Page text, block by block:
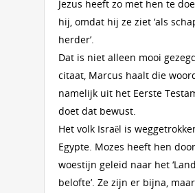
Jezus heeft zo met hen te
hij, omdat hij ze ziet ‘als
herder’.
Dat is niet alleen mooi
citaat, Marcus haalt die
namelijk uit het Eerste
doet dat bewust.
Het volk Israël is
Egypte. Mozes heeft hen
woestijn geleid naar het
belofte’. Ze zijn er bijna,